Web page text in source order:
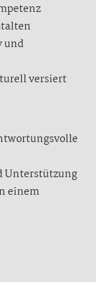
und
versiert
Unterstützung
einem